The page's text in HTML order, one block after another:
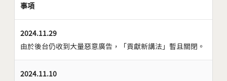
事項
2024.11.29
由於後台仍收到大量惡意廣告，「貢獻新講法」暫且關閉。
2024.11.10